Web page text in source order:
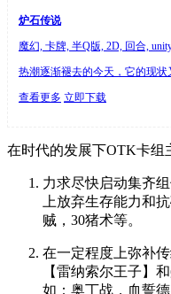
炉石传说
魔幻, 卡牌, 半Q版, 2D, 回合,
热潮逐渐褪去的今天，它的现状
查看更多 立即下载
在时代的发展下OTK卡组
力求尽快启动集齐
上放弃生存能力和
贼，30猪术等。
在一定程度上弥补
【雷纳索尔王子】
如：奥丁战，血誓德